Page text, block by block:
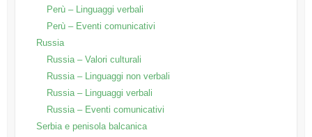
Perù – Linguaggi verbali
Perù – Eventi comunicativi
Russia
Russia – Valori culturali
Russia – Linguaggi non verbali
Russia – Linguaggi verbali
Russia – Eventi comunicativi
Serbia e penisola balcanica